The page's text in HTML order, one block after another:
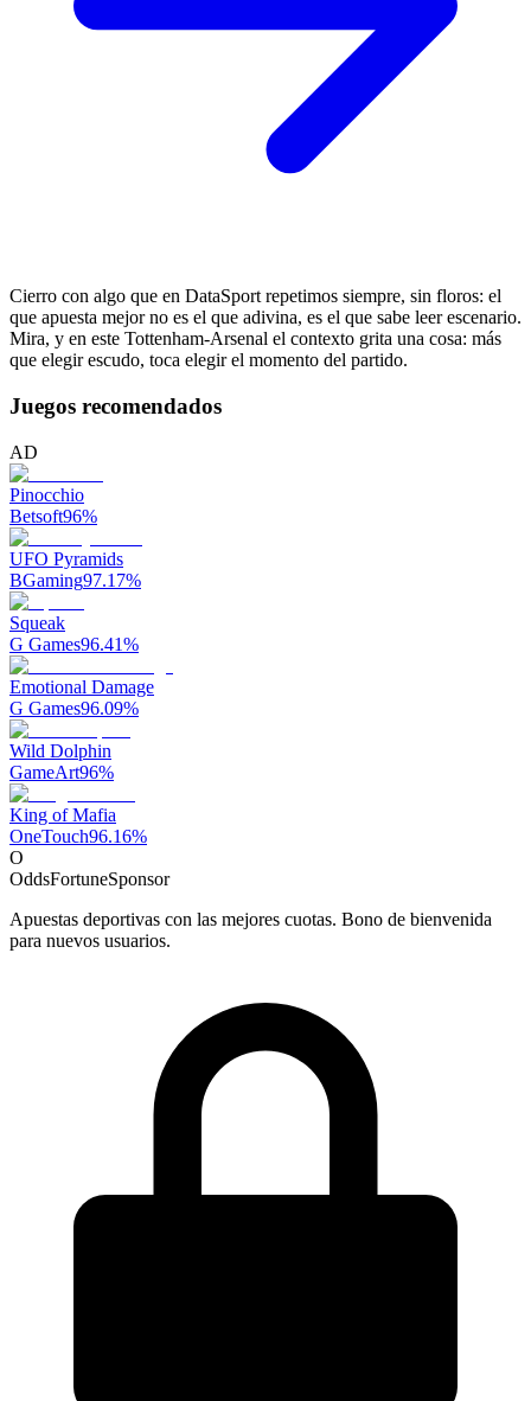
Cierro con algo que en DataSport repetimos siempre, sin floros: el
que apuesta mejor no es el que adivina, es el que sabe leer escenario.
Mira, y en este Tottenham-Arsenal el contexto grita una cosa: más
que elegir escudo, toca elegir el momento del partido.
Juegos recomendados
AD
Pinocchio
Betsoft96%
UFO Pyramids
BGaming97.17%
Squeak
G Games96.41%
Emotional Damage
G Games96.09%
Wild Dolphin
GameArt96%
King of Mafia
OneTouch96.16%
O
OddsFortuneSponsor
Apuestas deportivas con las mejores cuotas. Bono de bienvenida
para nuevos usuarios.